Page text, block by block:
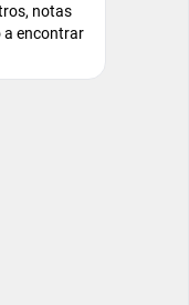
notas
a encontrar